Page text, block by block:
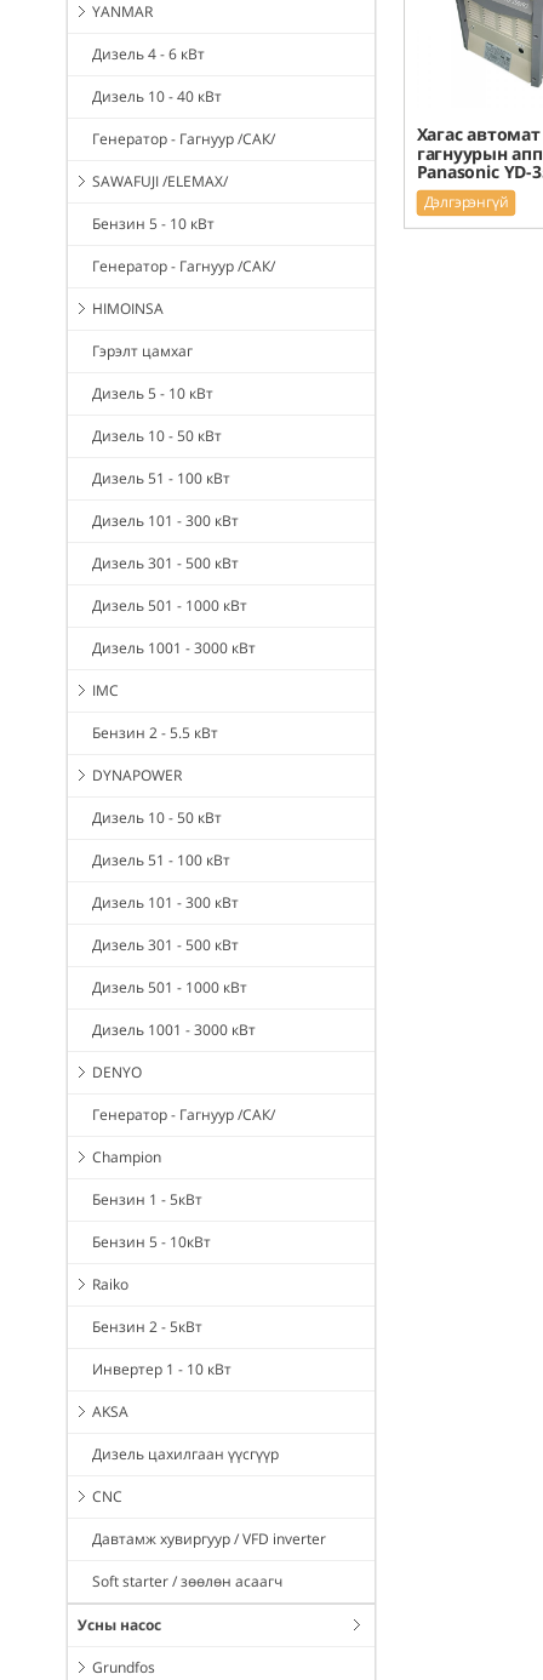
YANMAR
Дизель 4 - 6 кВт
Дизель 10 - 40 кВт
Генератор - Гагнуур /САК/
SAWAFUJI /ELEMAX/
Бензин 5 - 10 кВт
Генератор - Гагнуур /САК/
HIMOINSA
Гэрэлт цамхаг
Дизель 5 - 10 кВт
Дизель 10 - 50 кВт
Дизель 51 - 100 кВт
Дизель 101 - 300 кВт
Дизель 301 - 500 кВт
Дизель 501 - 1000 кВт
Дизель 1001 - 3000 кВт
IMC
Бензин 2 - 5.5 кВт
DYNAPOWER
Дизель 10 - 50 кВт
Дизель 51 - 100 кВт
Дизель 101 - 300 кВт
Дизель 301 - 500 кВт
Дизель 501 - 1000 кВт
Дизель 1001 - 3000 кВт
DENYO
Генератор - Гагнуур /САК/
Champion
Бензин 1 - 5кВт
Бензин 5 - 10кВт
Raiko
Бензин 2 - 5кВт
Инвертер 1 - 10 кВт
AKSA
Дизель цахилгаан үүсгүүр
CNC
Давтамж хувиргуур / VFD inverter
Soft starter / зөөлөн асаагч
Усны насос
Grundfos
Хагас автомат
гагнуурын
Panasonic YD-
Дэлгэрэнгүй